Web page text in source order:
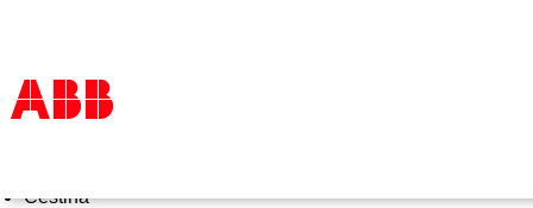
Products & Solutions
Čeština